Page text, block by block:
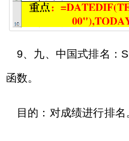
9、九、中国式排名：
函数。
目的：对成绩进行排名